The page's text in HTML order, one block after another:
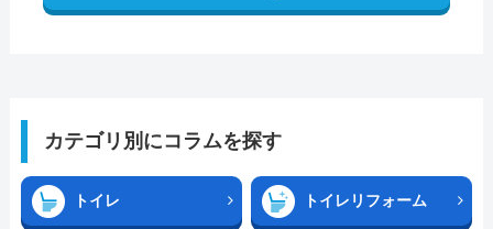
カテゴリ別にコラムを探す
トイレ トイレリフォーム